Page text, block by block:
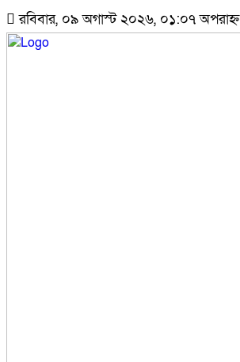
রবিবার, ০৯ অগাস্ট ২০২৬, ০১:০৭ অপরাহ্ন